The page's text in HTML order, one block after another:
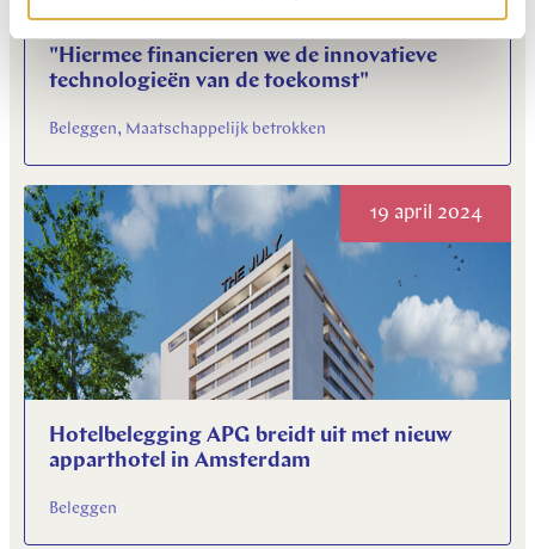
"Hiermee financieren we de innovatieve
technologieën van de toekomst"
Beleggen, Maatschappelijk betrokken
19 april 2024
Hotelbelegging APG breidt uit met nieuw
apparthotel in Amsterdam
Beleggen